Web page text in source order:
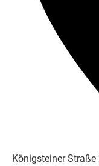
Königsteiner Straße